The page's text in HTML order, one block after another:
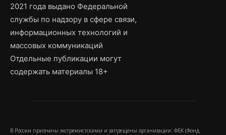
2021 года выдано Федеральной
службы по надзору в сфере связи,
информационных технологий и
массовых коммуникаций
Отдельные публикации могут
содержать материалы 18+
В России признаны экстремистскими и запрещены организации: ФБК (Фонд